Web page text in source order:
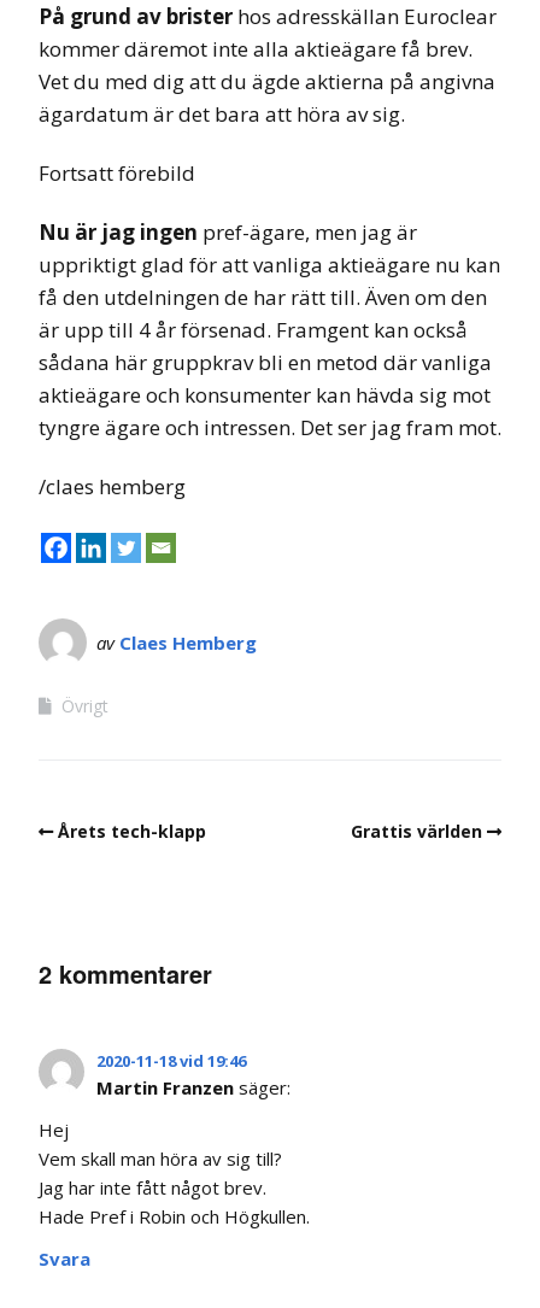
På grund av brister hos adresskällan Euroclear
kommer däremot inte alla aktieägare få brev.
Vet du med dig att du ägde aktierna på angivna
ägardatum är det bara att höra av sig.
Fortsatt förebild
Nu är jag ingen pref-ägare, men jag är
uppriktigt glad för att vanliga aktieägare nu kan
få den utdelningen de har rätt till. Även om den
är upp till 4 år försenad. Framgent kan också
sådana här gruppkrav bli en metod där vanliga
aktieägare och konsumenter kan hävda sig mot
tyngre ägare och intressen. Det ser jag fram mot.
/claes hemberg
av Claes Hemberg
Övrigt
Årets tech-klapp Grattis världen
2 kommentarer
2020-11-18 vid 19:46
Martin Franzen säger:
Hej
Vem skall man höra av sig till?
Jag har inte fått något brev.
Hade Pref i Robin och Högkullen.
Svara